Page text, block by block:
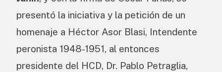
presentó la iniciativa y la petición de un
homenaje a Héctor Asor Blasi, Intendente
peronista 1948-1951, al entonces
presidente del HCD, Dr. Pablo Petraglia,